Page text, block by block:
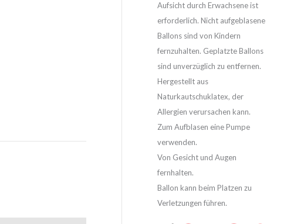
Aufsicht durch Erwachsene ist
erforderlich. Nicht aufgeblasene
Ballons sind von Kindern
fernzuhalten. Geplatzte Ballons
sind unverzüglich zu entfernen.
Hergestellt aus
Naturkautschuklatex, der
Allergien verursachen kann.
Zum Aufblasen eine Pumpe
verwenden.
Von Gesicht und Augen
fernhalten.
Ballon kann beim Platzen zu
Verletzungen führen.